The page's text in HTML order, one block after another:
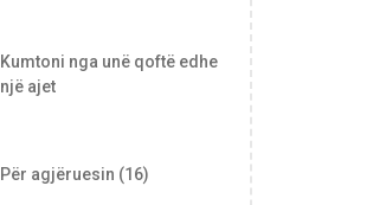
Kumtoni nga unë qoftë edhe
një ajet
Për agjëruesin (16)